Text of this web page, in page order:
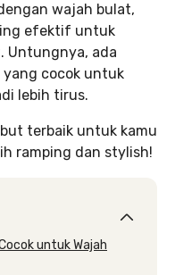
wajah bulat,
efektif untuk
Untungnya, ada
yang cocok untuk
lebih tirus.
terbaik untuk kamu
ramping dan stylish!
untuk Wajah